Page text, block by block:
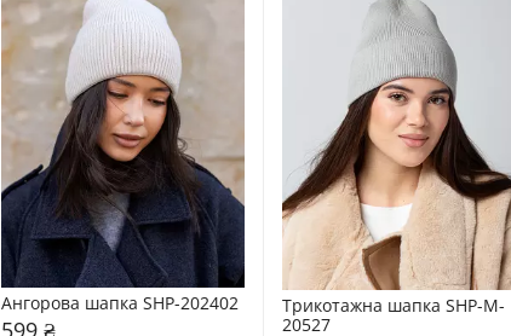
Ангорова шапка SHP-202402
Трикотажна шапка SHP-M-
20527